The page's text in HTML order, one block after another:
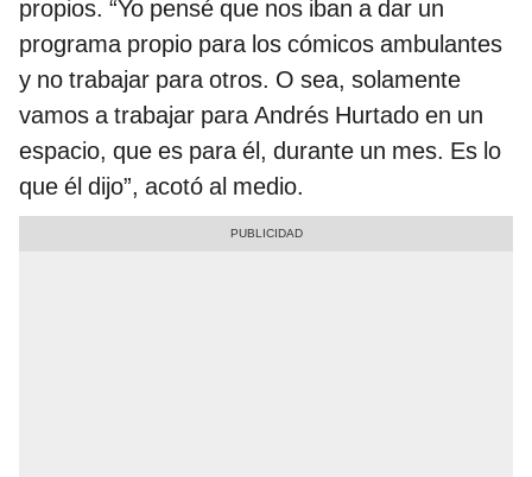
propios. “Yo pensé que nos iban a dar un
programa propio para los cómicos ambulantes
y no trabajar para otros. O sea, solamente
vamos a trabajar para Andrés Hurtado en un
espacio, que es para él, durante un mes. Es lo
que él dijo”, acotó al medio.